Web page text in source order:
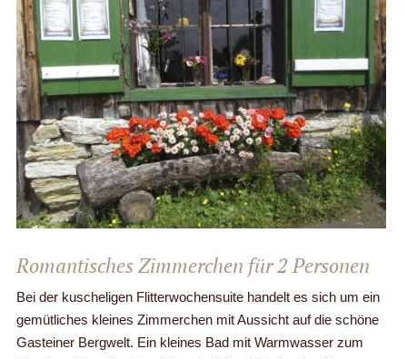
Romantisches Zimmerchen für 2 Personen
Bei der kuscheligen Flitterwochensuite handelt es sich um ein
gemütliches kleines Zimmerchen mit Aussicht auf die schöne
Gasteiner Bergwelt. Ein kleines Bad mit Warmwasser zum